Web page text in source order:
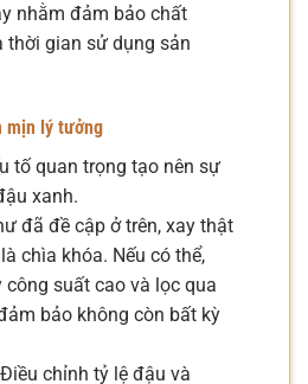
nhằm đảm bảo chất
thời gian sử dụng sản
mịn lý tưởng
tố quan trọng tạo nên sự
xanh.
đã đề cập ở trên, xay thật
chìa khóa. Nếu có thể,
công suất cao và lọc qua
bảo không còn bất kỳ
Điều chỉnh tỷ lệ đậu và